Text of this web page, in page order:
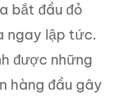
bắt đầu đỏ
ngay lập tức.
được những
hàng đầu gây